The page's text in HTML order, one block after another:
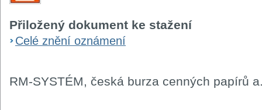
Přiložený dokument ke stažení
Celé znění oznámení
RM-SYSTÉM, česká burza cenných papírů